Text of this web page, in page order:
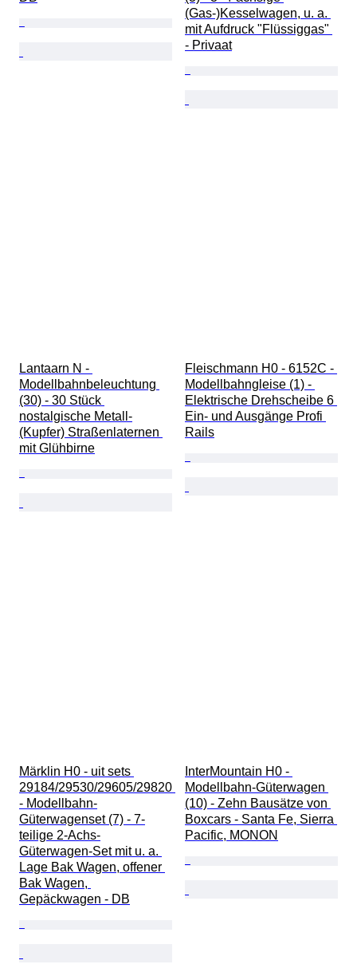
(Gas-)Kesselwagen, u. a.
mit Aufdruck "Flüssiggas"
- Privaat
Lantaarn N -
Modellbahnbeleuchtung
(30) - 30 Stück
nostalgische Metall-
(Kupfer) Straßenlaternen
mit Glühbirne
Fleischmann H0 - 6152C -
Modellbahngleise (1) -
Elektrische Drehscheibe 6
Ein- und Ausgänge Profi
Rails
Märklin H0 - uit sets
29184/29530/29605/29820
- Modellbahn-
Güterwagenset (7) - 7-
teilige 2-Achs-
Güterwagen-Set mit u. a.
Lage Bak Wagen, offener
Bak Wagen,
Gepäckwagen - DB
InterMountain H0 -
Modellbahn-Güterwagen
(10) - Zehn Bausätze von
Boxcars - Santa Fe, Sierra
Pacific, MONON